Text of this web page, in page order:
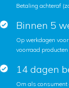
Betaling achteraf
Binnen 5
Op werkdagen
voorraad
14 dagen
Om als consument